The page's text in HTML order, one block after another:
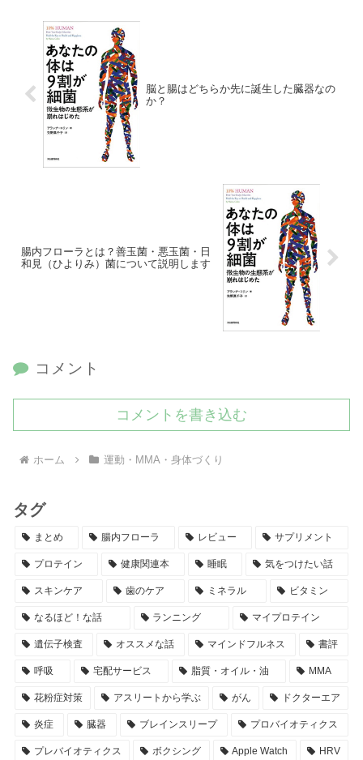
脳と腸はどちらか先に誕生した臓器なの
か？
腸内フローラとは？善玉菌・悪玉菌・日
和見（ひよりみ）菌について説明します
コメント
コメントを書き込む
ホーム 運動・MMA・身体づくり
タグ
まとめ 腸内フローラ レビュー サプリメント
プロテイン 健康関連本 睡眠 気をつけたい話
スキンケア 歯のケア ミネラル ビタミン
なるほど！な話 ランニング マイプロテイン
遺伝子検査 オススメな話 マインドフルネス 書評
呼吸 宅配サービス 脂質・オイル・油 MMA
花粉症対策 アスリートから学ぶ がん ドクターエア
炎症 臓器 ブレインスリープ プロバイオティクス
プレバイオティクス ボクシング Apple Watch HRV